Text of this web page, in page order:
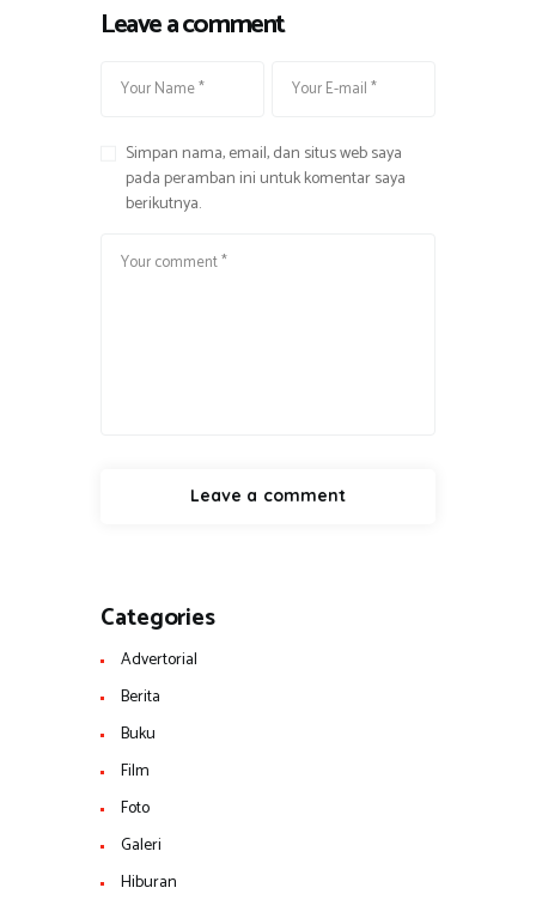
Leave a comment
Simpan nama, email, dan situs web saya
pada peramban ini untuk komentar saya
berikutnya.
Categories
Advertorial
Berita
Buku
Film
Foto
Galeri
Hiburan